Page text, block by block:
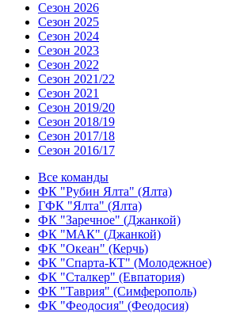
Сезон 2026
Сезон 2025
Сезон 2024
Сезон 2023
Сезон 2022
Сезон 2021/22
Сезон 2021
Сезон 2019/20
Сезон 2018/19
Сезон 2017/18
Сезон 2016/17
Все команды
ФК "Рубин Ялта" (Ялта)
ГФК "Ялта" (Ялта)
ФК "Заречное" (Джанкой)
ФК "МАК" (Джанкой)
ФК "Океан" (Керчь)
ФК "Спарта-КТ" (Молодежное)
ФК "Сталкер" (Евпатория)
ФК "Таврия" (Симферополь)
ФК "Феодосия" (Феодосия)